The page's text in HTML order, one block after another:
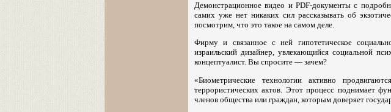
Демонстрационное видео и PDF-документы с
самих уже нет никаких сил рассказывать об
посмотрим, что это такое на самом деле.
Фирму и связанное с ней гипотетическое
израильский дизайнер, увлекающийся социальной
концептуалист. Вы спросите — зачем?
«Биометрические технологии активно
террористических актов. Этот процесс поднимает
членов общества или граждан, которым доверяет